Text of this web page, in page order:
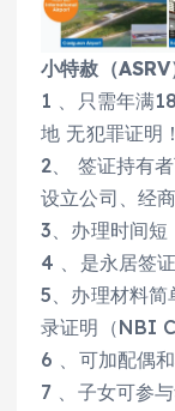
小特赦（
1 、只需年满
地 无犯罪证明！
2、 签证持有
设立公司、经商
3、办理时间短
4 、是永居签
5、办理材料简
录证明（NBI
6 、可加配偶
7 、子女可参